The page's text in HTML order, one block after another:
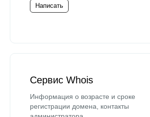
Написать
Сервис Whois
Информация о возрасте и сроке
регистрации домена, контакты